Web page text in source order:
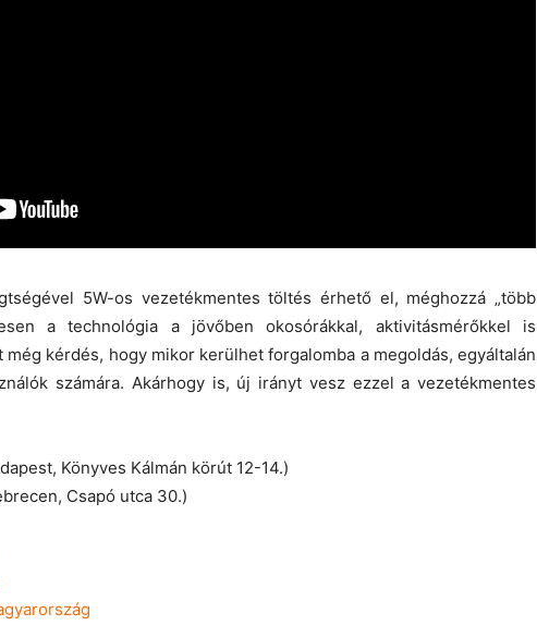
5W-os vezetékmentes töltés érhető el, méghozzá „több
a technológia a jövőben okosórákkal, aktivitásmérőkkel is
kérdés, hogy mikor kerülhet forgalomba a megoldás, egyáltalán
számára. Akárhogy is, új irányt vesz ezzel a vezetékmentes
Könyves Kálmán körút 12-14.)
Csapó utca 30.)